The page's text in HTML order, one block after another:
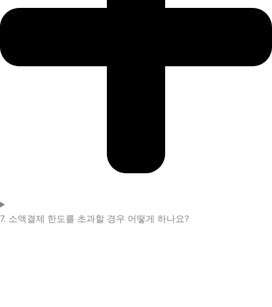
7. 소액결제 한도를 초과할 경우 어떻게 하나요?